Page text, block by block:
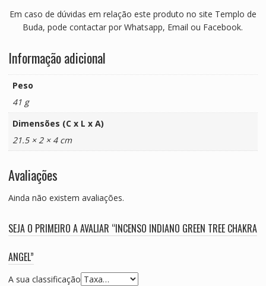
Em caso de dúvidas em relação este produto no site Templo de
Buda, pode contactar por Whatsapp, Email ou Facebook.
Informação adicional
Peso
41 g
Dimensões (C x L x A)
21.5 × 2 × 4 cm
Avaliações
Ainda não existem avaliações.
SEJA O PRIMEIRO A AVALIAR “INCENSO INDIANO GREEN TREE CHAKRA
ANGEL”
A sua classificação